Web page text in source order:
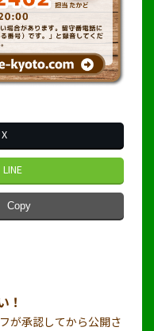
X
LINE
Copy
！
が承認してから公開さ